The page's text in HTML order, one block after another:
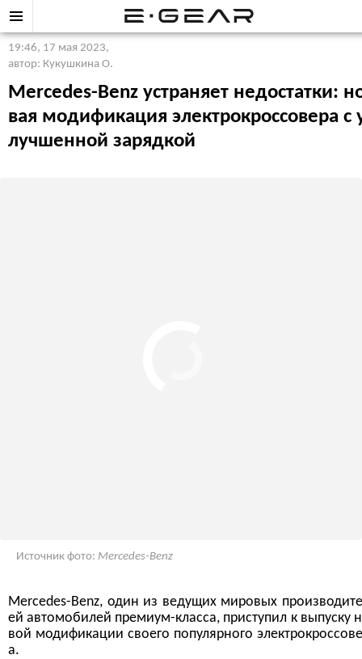
19:46, 17 мая 2023,
автор: Кукушкина О.
Mercedes-Benz устраняет недостатки:
вая модификация электрокроссовера с
лучшенной зарядкой
Источник фото: Mercedes-Benz
Mercedes-Benz, один из ведущих мировых
ей автомобилей премиум-класса, приступил к выпуску
вой модификации своего популярного
а.